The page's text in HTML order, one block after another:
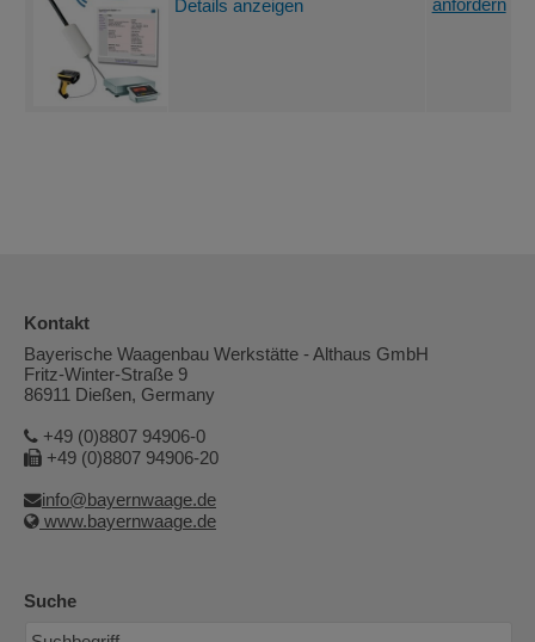
Details anzeigen
anfordern
Kontakt
Bayerische Waagenbau Werkstätte - Althaus GmbH
Fritz-Winter-Straße 9
86911 Dießen, Germany
+49 (0)8807 94906-0
+49 (0)8807 94906-20
info@bayernwaage.de
www.bayernwaage.de
Suche